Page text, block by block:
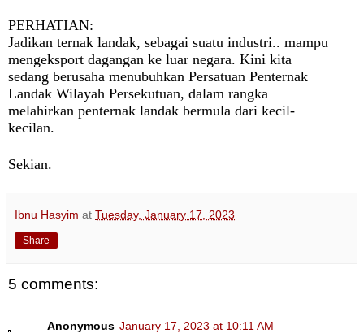
PERHATIAN:
Jadikan ternak landak, sebagai suatu industri.. mampu
mengeksport dagangan ke luar negara. Kini kita
sedang berusaha menubuhkan Persatuan Penternak
Landak Wilayah Persekutuan, dalam rangka
melahirkan penternak landak bermula dari kecil-
kecilan.
Sekian.
Ibnu Hasyim at Tuesday, January 17, 2023
Share
5 comments:
Anonymous January 17, 2023 at 10:11 AM